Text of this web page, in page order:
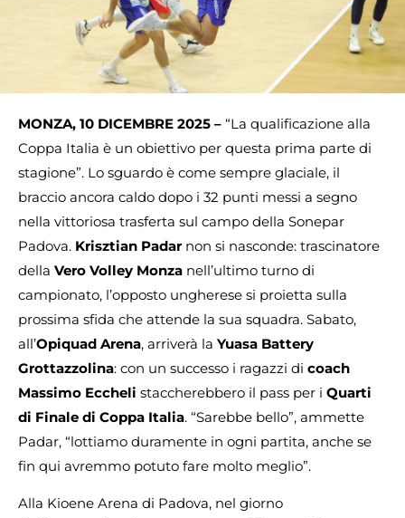
MONZA, 10 DICEMBRE 2025 – “La qualificazione alla
Coppa Italia è un obiettivo per questa prima parte di
stagione”. Lo sguardo è come sempre glaciale, il
braccio ancora caldo dopo i 32 punti messi a segno
nella vittoriosa trasferta sul campo della Sonepar
Padova. Krisztian Padar non si nasconde: trascinatore
della Vero Volley Monza nell’ultimo turno di
campionato, l’opposto ungherese si proietta sulla
prossima sfida che attende la sua squadra. Sabato,
all’Opiquad Arena, arriverà la Yuasa Battery
Grottazzolina: con un successo i ragazzi di coach
Massimo Eccheli staccherebbero il pass per i Quarti
di Finale di Coppa Italia. “Sarebbe bello”, ammette
Padar, “lottiamo duramente in ogni partita, anche se
fin qui avremmo potuto fare molto meglio”.
Alla Kioene Arena di Padova, nel giorno